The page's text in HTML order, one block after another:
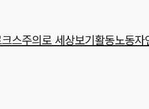
스주의로 세상보기활동노동자